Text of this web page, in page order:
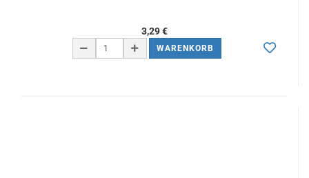
3,29 €
WARENKORB